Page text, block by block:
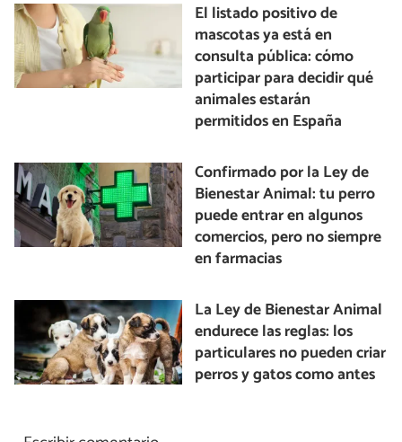
El listado positivo de
mascotas ya está en
consulta pública: cómo
participar para decidir qué
animales estarán
permitidos en España
Confirmado por la Ley de
Bienestar Animal: tu perro
puede entrar en algunos
comercios, pero no siempre
en farmacias
La Ley de Bienestar Animal
endurece las reglas: los
particulares no pueden criar
perros y gatos como antes